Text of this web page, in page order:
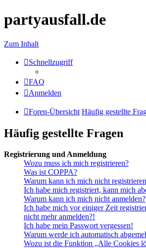
partyausfall.de
Zum Inhalt
Schnellzugriff
FAQ
Anmelden
Foren-Übersicht Häufig gestellte
Häufig gestellte Fragen
Registrierung und Anmeldung
Wozu muss ich mich registrieren?
Was ist COPPA?
Warum kann ich mich nicht
Ich habe mich registriert, kann mich
Warum kann ich mich nicht anmelden?
Ich habe mich vor einiger Zeit
nicht mehr anmelden?!
Ich habe mein Passwort vergessen!
Warum werde ich automatisch
Wozu ist die Funktion „Alle Cookies